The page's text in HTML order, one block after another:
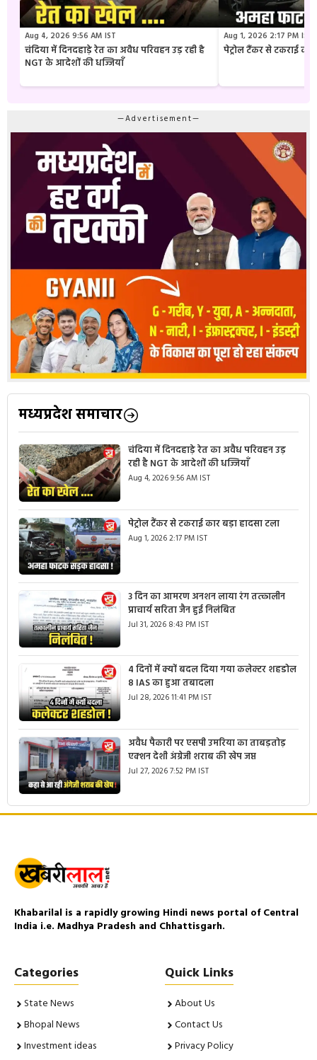
Aug 4, 2026 9:56 AM IST
चंदिया में दिनदहाड़े रेत का अवैध परिवहन उड़ रही है
NGT के आदेशों की धज्जियाँ
Aug 1, 2026 2:17 PM IST
पेट्रोल टैंकर से टकराई
—Advertisement—
मध्यप्रदेश समाचार
चंदिया में दिनदहाड़े रेत का अवैध परिवहन उड़
रही है NGT के आदेशों की धज्जियाँ
Aug 4, 2026 9:56 AM IST
पेट्रोल टैंकर से टकराई कार बड़ा हादसा टला
Aug 1, 2026 2:17 PM IST
3 दिन का आमरण अनशन लाया रंग तत्कालीन
प्राचार्य सरिता जैन हुई निलंबित
Jul 31, 2026 8:43 PM IST
4 दिनों में क्यों बदल दिया गया कलेक्टर शहडोल
8 IAS का हुआ तबादला
Jul 28, 2026 11:41 PM IST
अवैध पैकारी पर एसपी उमरिया का ताबड़तोड़
एक्शन देशी अंग्रेजी शराब की खेप जप्त
Jul 27, 2026 7:52 PM IST
Khabarilal is a rapidly growing Hindi news portal of Central
India i.e. Madhya Pradesh and Chhattisgarh.
Categories
State News
Bhopal News
Investment ideas
Quick Links
About Us
Contact Us
Privacy Policy